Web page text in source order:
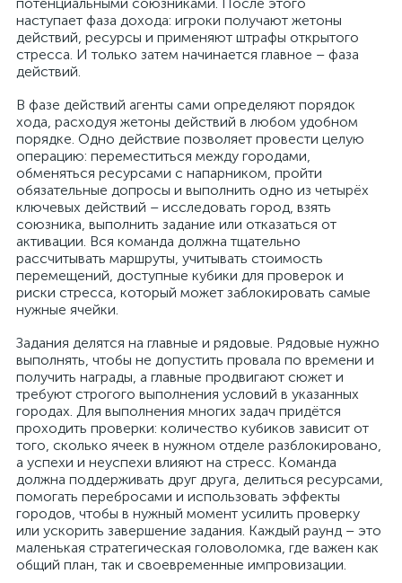
наступает фаза дохода: игроки получают жетоны
действий, ресурсы и применяют штрафы открытого
стресса. И только затем начинается главное – фаза
действий.
В фазе действий агенты сами определяют порядок
хода, расходуя жетоны действий в любом удобном
порядке. Одно действие позволяет провести целую
операцию: переместиться между городами,
обменяться ресурсами с напарником, пройти
обязательные допросы и выполнить одно из четырёх
ключевых действий – исследовать город, взять
союзника, выполнить задание или отказаться от
активации. Вся команда должна тщательно
рассчитывать маршруты, учитывать стоимость
перемещений, доступные кубики для проверок и
риски стресса, который может заблокировать самые
нужные ячейки.
Задания делятся на главные и рядовые. Рядовые нужно
выполнять, чтобы не допустить провала по времени и
получить награды, а главные продвигают сюжет и
требуют строгого выполнения условий в указанных
городах. Для выполнения многих задач придётся
проходить проверки: количество кубиков зависит от
того, сколько ячеек в нужном отделе разблокировано,
а успехи и неуспехи влияют на стресс. Команда
должна поддерживать друг друга, делиться ресурсами,
помогать перебросами и использовать эффекты
городов, чтобы в нужный момент усилить проверку
или ускорить завершение задания. Каждый раунд – это
маленькая стратегическая головоломка, где важен как
общий план, так и своевременные импровизации.